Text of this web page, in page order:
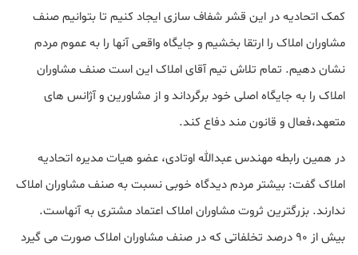
کمک اتحادیه در این قشر شفاف سازی ایجاد کنیم تا بتوانیم صنف
مشاوران املاک را ارتقا بخشیم و جایگاه واقعی آنها را به عموم مردم
نشان دهیم. تمام تلاش تیم آقای املاک این است صنف مشاوران
املاک را به جایگاه اصلی خود برگرداند و از مشاورین و آژانس های
متعهد،فعال و قانون مند دفاع کند.
در همین رابطه مهندس عبدالله اوتادی، عضو هیات مدیره اتحادیه
املاک گفت: بیشتر مردم دیدگاه خوبی نسبت به صنف مشاوران املاک
ندارند. بزرگترین ثروت مشاوران املاک اعتماد مشتری به آنهاست.
بیش از ۹۰ درصد تخلفاتی که در صنف مشاوران املاک صورت می گیرد